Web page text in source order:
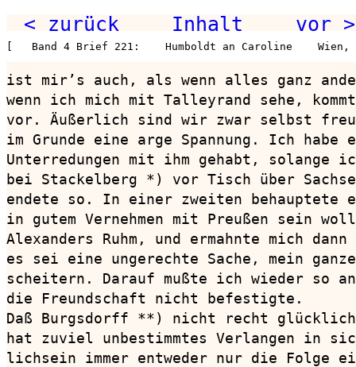
< zurück Inhalt vor >
[   Band 4 Brief 221:    Humboldt an Caroline    Wien,
ist mir’s auch, als wenn alles ganz
wenn ich mich mit Talleyrand sehe,
vor. Äußerlich sind wir zwar selbst
im Grunde eine arge Spannung. Ich
Unterredungen mit ihm gehabt, solange
bei Stackelberg *) vor Tisch über
endete so. In einer zweiten behauptete
in gutem Vernehmen mit Preußen sein
Alexanders Ruhm, und ermahnte mich
es sei eine ungerechte Sache, mein
scheitern. Darauf mußte ich wieder so
die Freundschaft nicht befestigte.
Daß Burgsdorff **) nicht recht
hat zuviel unbestimmtes Verlangen in
lichsein immer entweder nur die Folge